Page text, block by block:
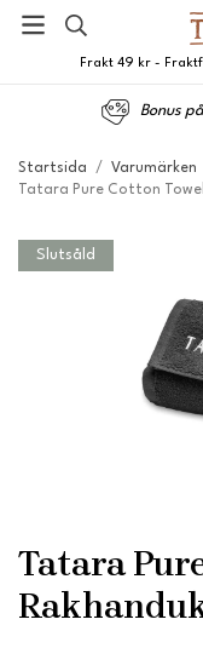
Frakt 49 kr -
Bonus
Startsida / Varumärken
Tatara Pure Cotton
Slutsåld
Tatara